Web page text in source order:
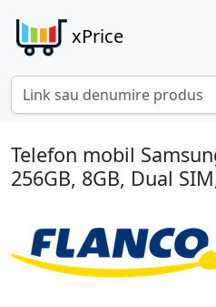
xPrice
Telefon mobil
256GB, 8GB, Dual